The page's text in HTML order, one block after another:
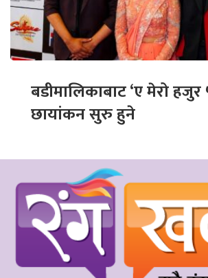
बडीमालिकाबाट ‘ए मेरो हजुर
छायांकन सुरु हुने